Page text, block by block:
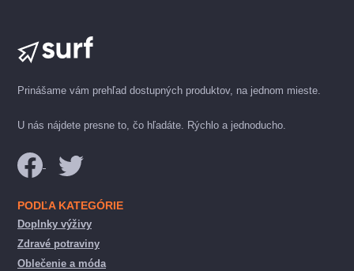
Prinášame vám prehľad dostupných produktov, na jednom mieste.
U nás nájdete presne to, čo hľadáte. Rýchlo a jednoducho.
PODĽA KATEGÓRIE
Doplnky výživy
Zdravé potraviny
Oblečenie a móda